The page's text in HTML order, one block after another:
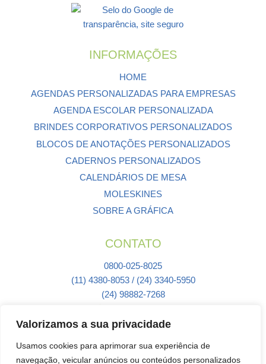
Valorizamos a sua privacidade
Usamos cookies para aprimorar sua experiência de
navegação, veicular anúncios ou conteúdos personalizados
INFORMAÇÕES
HOME
AGENDAS PERSONALIZADAS PARA EMPRESAS
AGENDA ESCOLAR PERSONALIZADA
BRINDES CORPORATIVOS PERSONALIZADOS
BLOCOS DE ANOTAÇÕES PERSONALIZADOS
CADERNOS PERSONALIZADOS
CALENDÁRIOS DE MESA
MOLESKINES
SOBRE A GRÁFICA
CONTATO
0800-025-8025
(11) 4380-8053 / (24) 3340-5950
(24) 98882-7268